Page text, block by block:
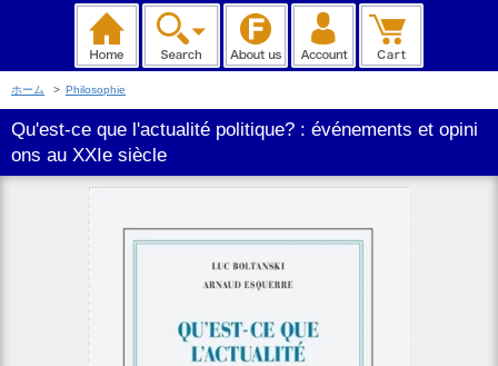
ホーム > Philosophie
Qu'est-ce que l'actualité politique? : événements et opini
ons au XXIe siècle